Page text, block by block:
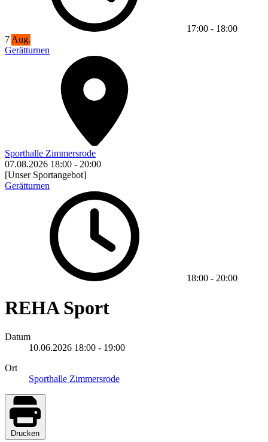
17:00 - 18:00
7Aug.
Gerätturnen
Sporthalle Zimmersrode
07.08.2026 18:00 - 20:00
[Unser Sportangebot]
Gerätturnen
18:00 - 20:00
REHA Sport
Datum
10.06.2026 18:00 - 19:00
Ort
Sporthalle Zimmersrode
Drucken